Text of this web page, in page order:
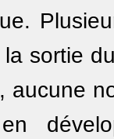
sortie
aucune